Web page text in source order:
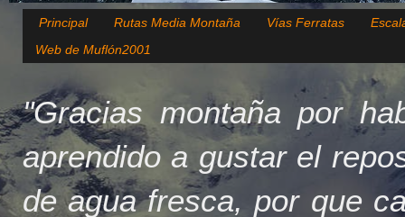
Principal Rutas Media Montaña Vías Ferratas
Web de Muflón2001
"Gracias montaña por
aprendido a gustar el
de agua fresca, por que